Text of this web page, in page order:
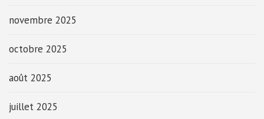
novembre 2025
octobre 2025
août 2025
juillet 2025